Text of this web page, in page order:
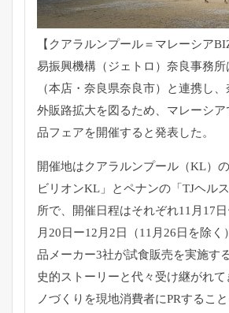
【クアラルンプール＝マレーシア
易振興機構（ジェトロ）奈良事務
（本店・奈良県奈良市）と連携し
外販路拡大を図るため、マレーシ
品フェアを開催すると発表した。
開催地はクアラルンプール（KL）
ビリオンKL」とペナンの「TJヘル
所で、開催日程はそれぞれ11月17
月20日ー12月2日（11月26日を除く
品メーカー3社が試食販売を実施す
史的ストーリーと代々受け継がれ
ノづくりを現地消費者にPRするこ